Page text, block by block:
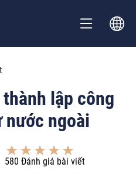
lập công
nước ngoài
580 Đánh giá bài viết